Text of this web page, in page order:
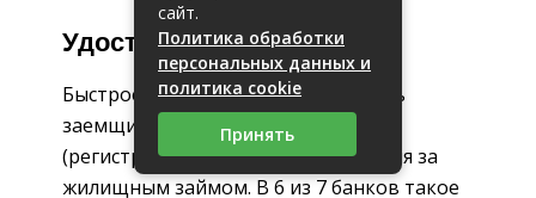
Удостоверение личности
Быстрое одобрение могут получить
заемщики, имеющие прописку
(регистрацию) в регионе обращения за
жилищным займом. В 6 из 7 банков такое
сайт.
Политика обработки
персональных данных и
политика cookie
Принять